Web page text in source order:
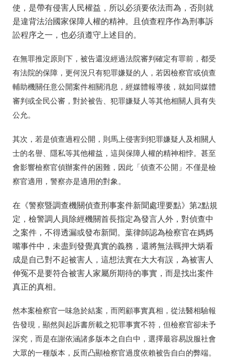
使，是帶有侵害人民權益，所以必須要依法而為，否則就
是違背法治國家保障人權的精神。且偵查程序作為刑事訴
訟程序之一，也必須遵守上述目的。
在無罪推定原則下，被告還沒經過法院審判確定有罪前，都受
有法院的保障，更何況只有犯罪嫌疑的人，若因檢察官或偵查
輔助機關任意公開案件相關消息，經媒體報導後，就如同媒體
審判或全民公審，對於被告、犯罪嫌疑人等其他相關人員有失
公允。
其次，若是偵查過程公開，則馬上侵害到犯罪嫌疑人及相關人
士的名譽、隱私等其他權益，這與保障人權的精神相悖。甚至
會影響檢察官偵辦案件的困難，因此「偵查不公開」不僅是檢
察官適用，警察亦是適用的對象。
在《警察暨調查機關偵查刑事案件新聞處理要點》第2點規
定，檢警調人員除經機關首長指定為發言人外，對偵查中
之案件，不得透漏或發布新聞。葉律師認為檢察官在媽媽
嘴事件中，未盡到發覺真實的義務，還將無法羈押大炳看
成是自己對不起被害人，這想法實在大大有誤，為被害人
伸冤不是要符合被害人家屬所期待的事實，而是找出案件
真正的真相。
然本案檢察官一味急於結案，而罔顧事實真相，從法醫相驗報
告發現，顯然與起訴書所載之犯罪事實不符，但檢察官卻未予
深究，而是在謝依涵諸多版本之自白中，選擇最容易說服社會
大眾的一種版本，反而凸顯檢察官過度依賴被告自白的弊端。